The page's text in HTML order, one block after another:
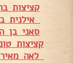
קציצות
אילנית
סאני בן
קציצות
לאה מאיר